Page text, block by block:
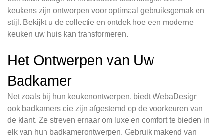
keukens zijn ontworpen voor optimaal gebruiksgemak en
stijl. Bekijkt u de collectie en ontdek hoe een moderne
keuken uw huis kan transformeren.
Het Ontwerpen van Uw
Badkamer
Net zoals bij hun keukenontwerpen, biedt WebaDesign
ook badkamers die zijn afgestemd op de voorkeuren van
de klant. Ze streven ernaar om luxe en comfort te bieden in
elk van hun badkamerontwerpen. Gebruik makend van